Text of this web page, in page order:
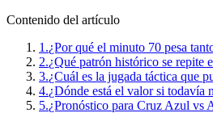
Contenido del artículo
1.¿Por qué el minuto 70 pesa
2.¿Qué patrón histórico se repite
3.¿Cuál es la jugada táctica que
4.¿Dónde está el valor si todavía
5.¿Pronóstico para Cruz Azul vs